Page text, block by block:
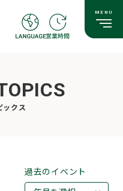
ックス
過去のイベント